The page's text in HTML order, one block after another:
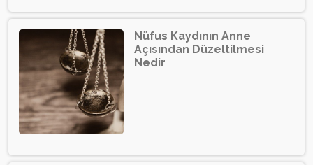
Nüfus Kaydının Anne
Açısından Düzeltilmesi
Nedir